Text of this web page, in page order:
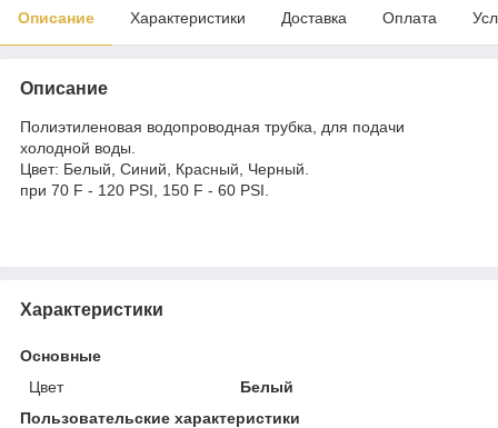
Описание Характеристики Доставка Оплата
Описание
Полиэтиленовая водопроводная трубка, для подачи
холодной воды.
Цвет: Белый, Синий, Красный, Черный.
при 70 F - 120 PSI, 150 F - 60 PSI.
Характеристики
Основные
Цвет
Белый
Пользовательские характеристики